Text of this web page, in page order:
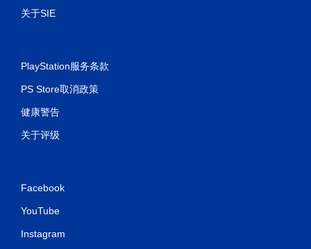
关于SIE
PlayStation服务条款
PS Store取消政策
健康警告
关于评级
Facebook
YouTube
Instagram